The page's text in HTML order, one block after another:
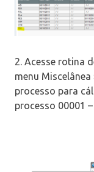
2. Acesse rotina
menu
processo para
processo 00001 –